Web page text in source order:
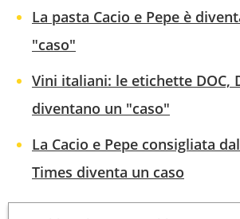
La pasta Cacio e Pepe è
"caso"
Vini italiani: le etichette DOC,
diventano un "caso"
La Cacio e Pepe consigliata
Times diventa un caso